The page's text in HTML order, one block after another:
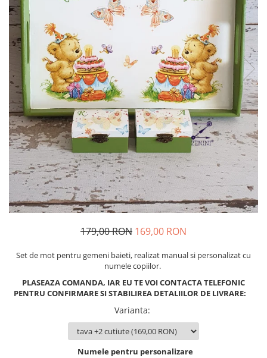
179,00 RON 169,00 RON
Set de mot pentru gemeni baieti, realizat manual si personalizat cu
numele copiilor.
PLASEAZA COMANDA, IAR EU TE VOI CONTACTA TELEFONIC
PENTRU CONFIRMARE SI STABILIREA DETALIILOR DE LIVRARE:
Varianta:
Numele pentru personalizare